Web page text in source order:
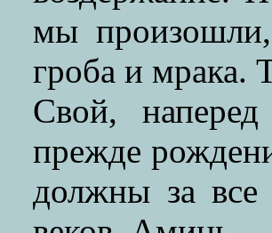
мы
гроба и мрака.
Свой,
прежде
должны за все